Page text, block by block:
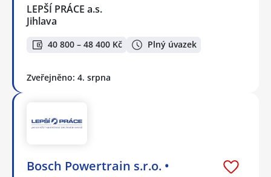
LEPŠÍ PRÁCE a.s.
Jihlava
40 800 – 48 400 Kč Plný úvazek
Zveřejněno: 4. srpna
Bosch Powertrain s.r.o. •